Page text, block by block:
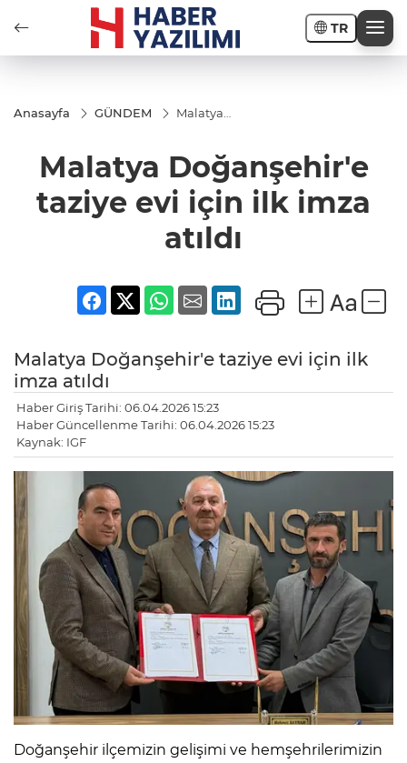
TR
Anasayfa GÜNDEM
Malatya
ilk imza
atıldı
Malatya Doğanşehir'e
taziye evi için ilk imza
atıldı
Malatya Doğanşehir'e taziye evi için ilk
imza atıldı
Haber Giriş Tarihi: 06.04.2026 15:23
Haber Güncellenme Tarihi: 06.04.2026 15:23
Kaynak: IGF
Doğanşehir ilçemizin gelişimi ve hemşehrilerimizin